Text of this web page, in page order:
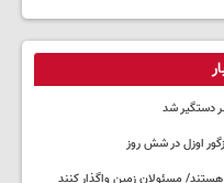
دستگیر شد